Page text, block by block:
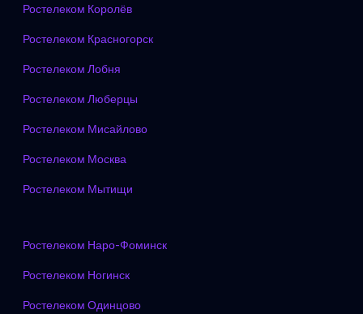
Ростелеком Королёв
Ростелеком Красногорск
Ростелеком Лобня
Ростелеком Люберцы
Ростелеком Мисайлово
Ростелеком Москва
Ростелеком Мытищи
Ростелеком Наро-Фоминск
Ростелеком Ногинск
Ростелеком Одинцово